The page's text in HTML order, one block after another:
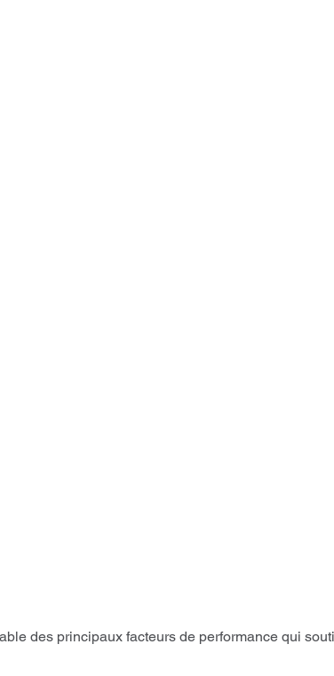
des principaux facteurs de performance qui